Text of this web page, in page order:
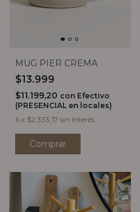
MUG PIER CREMA
$13.999
$11.199,20 con Efectivo
(PRESENCIAL en locales)
6 x $2.333,17 sin interés